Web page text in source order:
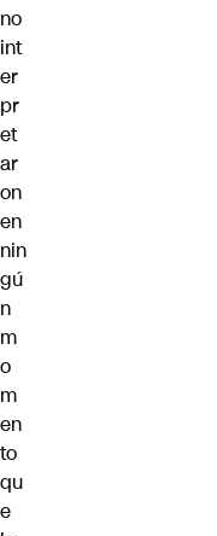
no
int
er
pr
et
ar
on
en
nin
gú
n
m
o
m
en
to
qu
e